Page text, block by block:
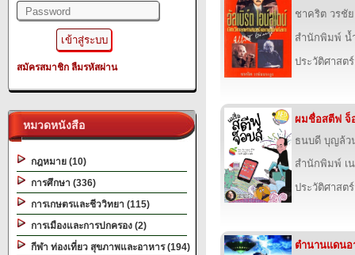
สมัครสมาชิก ลืมรหัสผ่าน
หมวดหนังสือ
กฎหมาย (10)
การศึกษา (336)
การเกษตรและชีววิทยา (115)
การเมืองและการปกครอง (2)
กีฬา ท่องเที่ยว สุขภาพและอาหาร (194)
ชาคริต วรชั
สำนักพิมพ์ น้
ประวัติศาสต
ผมชื่อสตีฟ จ็
ธนบดี บุญล้ว
สำนักพิมพ์ เ
ประวัติศาสต
ตำนานแดนอ